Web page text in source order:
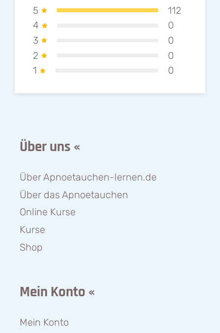
5
112
4
0
3
0
2
0
1
0
Über uns «
Über Apnoetauchen-lernen.de
Über das Apnoetauchen
Online Kurse
Kurse
Shop
Mein Konto «
Mein Konto